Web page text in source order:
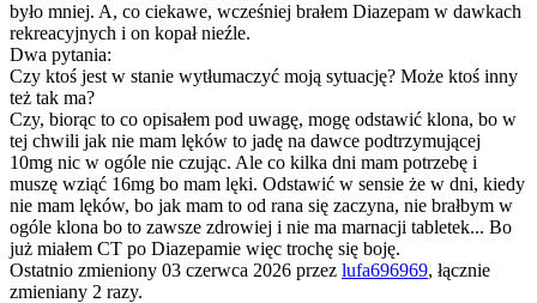
było mniej. A, co ciekawe, wcześniej brałem Diazepam w dawkach
rekreacyjnych i on kopał nieźle.
Dwa pytania:
Czy ktoś jest w stanie wytłumaczyć moją sytuację? Może ktoś inny
też tak ma?
Czy, biorąc to co opisałem pod uwagę, mogę odstawić klona, bo w
tej chwili jak nie mam lęków to jadę na dawce podtrzymującej
10mg nic w ogóle nie czując. Ale co kilka dni mam potrzebę i
muszę wziąć 16mg bo mam lęki. Odstawić w sensie że w dni, kiedy
nie mam lęków, bo jak mam to od rana się zaczyna, nie brałbym w
ogóle klona bo to zawsze zdrowiej i nie ma marnacji tabletek... Bo
już miałem CT po Diazepamie więc trochę się boję.
Ostatnio zmieniony 03 czerwca 2026 przez lufa696969, łącznie
zmieniany 2 razy.